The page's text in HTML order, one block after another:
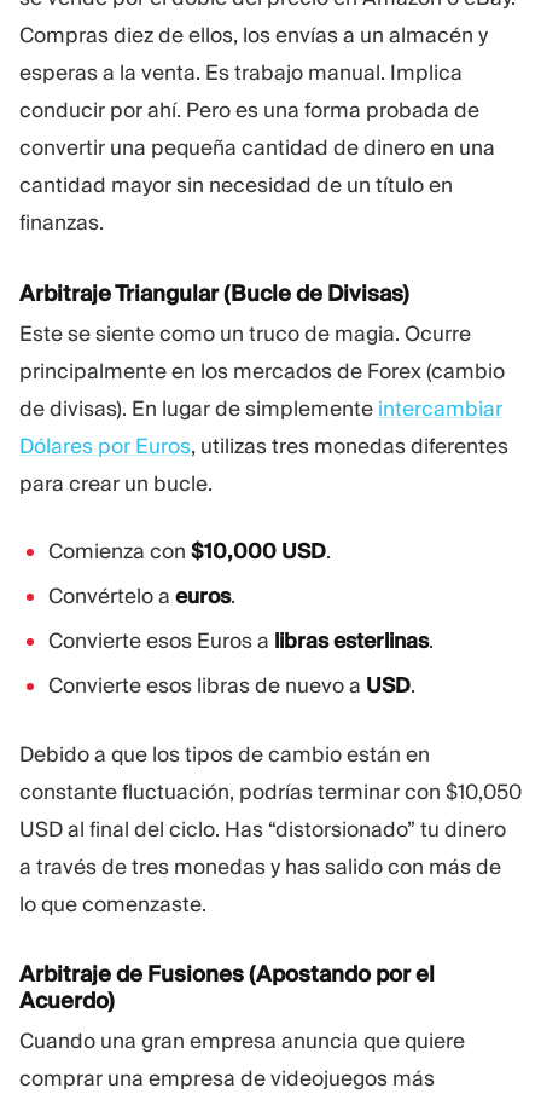
Compras diez de ellos, los envías a un almacén y
esperas a la venta. Es trabajo manual. Implica
conducir por ahí. Pero es una forma probada de
convertir una pequeña cantidad de dinero en una
cantidad mayor sin necesidad de un título en
finanzas.
Arbitraje Triangular (Bucle de Divisas)
Este se siente como un truco de magia. Ocurre
principalmente en los mercados de Forex (cambio
de divisas). En lugar de simplemente intercambiar
Dólares por Euros, utilizas tres monedas diferentes
para crear un bucle.
Comienza con $10,000 USD.
Convértelo a euros.
Convierte esos Euros a libras esterlinas.
Convierte esos libras de nuevo a USD.
Debido a que los tipos de cambio están en
constante fluctuación, podrías terminar con $10,050
USD al final del ciclo. Has “distorsionado” tu dinero
a través de tres monedas y has salido con más de
lo que comenzaste.
Arbitraje de Fusiones (Apostando por el
Acuerdo)
Cuando una gran empresa anuncia que quiere
comprar una empresa de videojuegos más